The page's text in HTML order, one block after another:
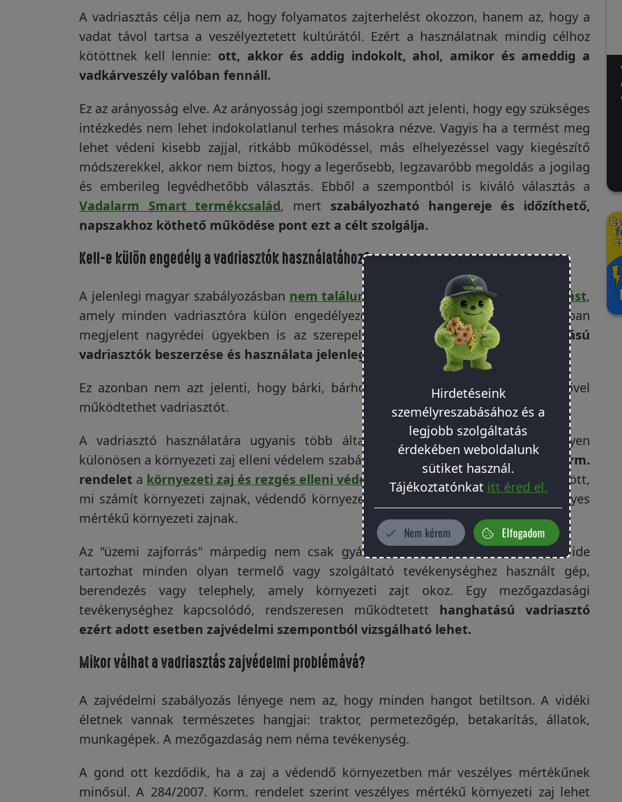
A vadriasztás célja nem az, hogy folyamatos zajterhelést okozzon, hanem az, hogy a
vadat távol tartsa a veszélyeztetett kultúrától. Ezért a használatnak mindig célhoz
kötöttnek kell lennie: ott, akkor és addig indokolt, ahol, amikor és ameddig a
vadkárveszély valóban fennáll.
Ez az arányosság elve. Az arányosság jogi szempontból azt jelenti, hogy egy szükséges
intézkedés nem lehet indokolatlanul terhes másokra nézve. Vagyis ha a termést meg
lehet védeni kisebb zajjal, ritkább működéssel, más elhelyezéssel vagy kiegészítő
módszerekkel, akkor nem biztos, hogy a legerősebb, legzavaróbb megoldás a jogilag
és emberileg legvédhetőbb választás. Ebből a szempontból is kiváló választás a
Vadalarm Smart termékcsalád, mert szabályozható hangereje és időzíthető,
napszakhoz köthető működése pont ezt a célt szolgálja.
Kell-e külön engedély a vadriasztók használatához?
A jelenlegi magyar szabályozásban nem találunk olyan egységes, országos előírást,
amely minden vadriasztóra külön engedélyezési rendszert állítana fel. A sajtóban
megjelent nagyrédei ügyekben is az szerepelt, hogy az ott használt
hanghatású
vadriasztók beszerzése és használata jelenleg nem engedélyköteles.
Ez azonban nem azt jelenti, hogy bárki, bárhol, bármikor és bármilyen hangerővel
működtethet vadriasztót.
A vadriasztó használatára ugyanis több általános szabály is vonatkozhat. Ilyen
különösen a környezeti zaj elleni védelem szabályrendszere. A284/2007. (X. 29.) Korm.
rendelet a környezeti zaj és rezgés elleni védelemről meghatározza többek között,
mi számít környezeti zajnak, védendő környezetnek, üzemi zajforrásnak és veszélyes
mértékű környezeti zajnak.
Az "üzemi zajforrás" márpedig nem csak gyárat jelenthet. A rendelet alapján ide
tartozhat minden olyan termelő vagy szolgáltató tevékenységhez használt gép,
berendezés vagy telephely, amely környezeti zajt okoz. Egy mezőgazdasági
tevékenységhez kapcsolódó, rendszeresen működtetett hanghatású vadriasztó
ezért adott esetben zajvédelmi szempontból vizsgálható lehet.
Mikor válhat a vadriasztás zajvédelmi problémává?
A zajvédelmi szabályozás lényege nem az, hogy minden hangot betiltson. A vidéki
életnek vannak természetes hangjai: traktor, permetezőgép, betakarítás, állatok,
munkagépek. A mezőgazdaság nem néma tevékenység.
A gond ott kezdődik, ha a zaj a védendő környezetben már veszélyes mértékűnek
minősül. A 284/2007. Korm. rendelet szerint veszélyes mértékű környezeti zaj lehet
Hirdetéseink
személyreszabásához és a
legjobb szolgáltatás
érdekében weboldalunk
sütiket használ.
Tájékoztatónkat itt éred el.
Nem kérem Elfogadom